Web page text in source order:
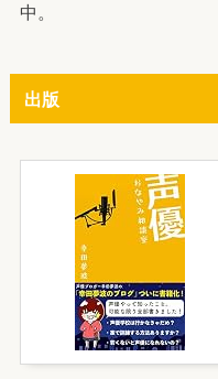
中。
出版